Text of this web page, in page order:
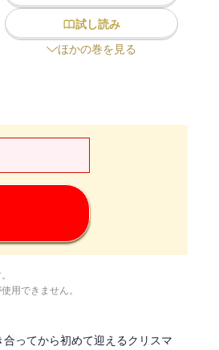
試し読み
ほかの巻を見る
用できません。
ってから初めて迎えるクリスマ